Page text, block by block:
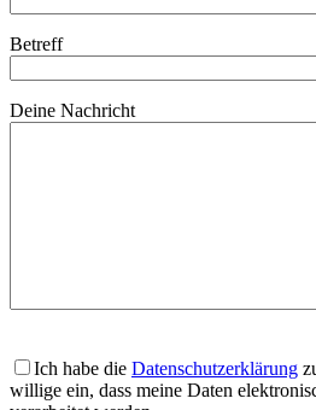
Betreff
Deine Nachricht
Ich habe die Datenschutzerklärung
willige ein, dass meine Daten